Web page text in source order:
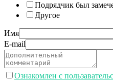
Подрядчик был
Другое
Имя
E-mail
Ознакомлен с